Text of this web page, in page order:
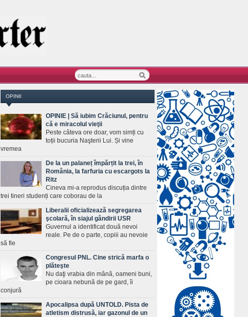
OPINII
OPINIE | Să iubim Crăciunul, pentru
că e miracolul vieţii
Peste câteva ore doar, vom simți cu
toții bucuria Naşterii Lui. Și vine
vremea
De la un palaneț împărțit la trei, în
România, la farfuria cu escargots la
Ritz
Cineva mi-a reprodus discuția dintre
trei tineri studenți care coborau de la
Liberalii oficializează segregarea
şcolară, în siajul gândirii USR
Guvernul a identificat două nevoi
reale. Pe de o parte, copiii au nevoie
să fie
Congresul PNL. Cine strică marfa o
plăteşte
Nu daţi vrabia din mână, oameni buni,
pe cioara nebună de pe gard, îi
conjură
Apocalipsa după UNTOLD. Pista de
atletism distrusă, iar gazonul de un